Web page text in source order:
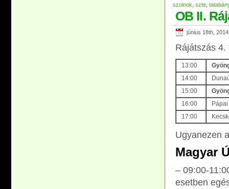
szolnok szte
OB II.
június 18th, 2014
Rájátszás
13:00 G
14:00
15:00
G
16:00
17:00
Ugyanezen
Magyar
– 09:00-
esetben